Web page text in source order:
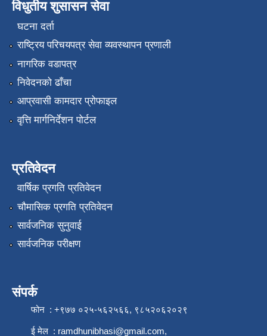
विधुतीय शुसासन सेवा
घटना दर्ता
राष्ट्रिय परिचयपत्र सेवा व्यवस्थापन प्रणाली
नागरिक वडापत्र
निवेदनको ढाँचा
आप्रवासी कामदार प्रोफाइल
वृत्ति मार्गनिर्देशन पोर्टल
प्रतिवेदन
वार्षिक प्रगति प्रतिवेदन
चौमासिक प्रगति प्रतिवेदन
सार्वजनिक सुनुवाई
सार्वजनिक परीक्षण
संपर्क
फोन : +९७७ ०२५-५६२५६६, ९८५२०६२०२९
ई मेल : ramdhunibhasi@gmail.com,